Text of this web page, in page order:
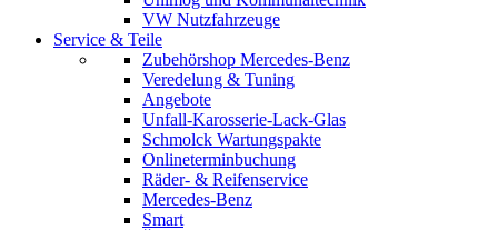
VW Nutzfahrzeuge
Service & Teile
Zubehörshop Mercedes-Benz
Veredelung & Tuning
Angebote
Unfall-Karosserie-Lack-Glas
Schmolck Wartungspakte
Onlineterminbuchung
Räder- & Reifenservice
Mercedes-Benz
Smart